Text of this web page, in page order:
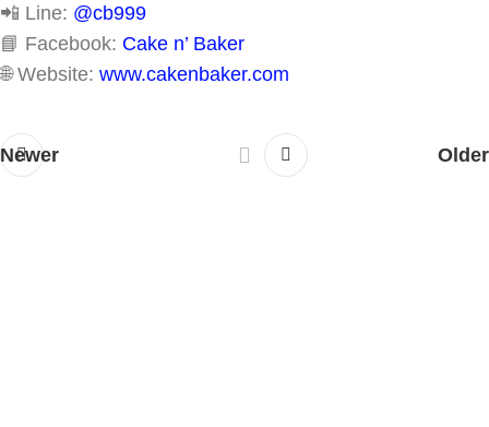
📲 Line: @cb999
📘 Facebook: Cake n’ Baker
🌐 Website: www.cakenbaker.com
Newer Older